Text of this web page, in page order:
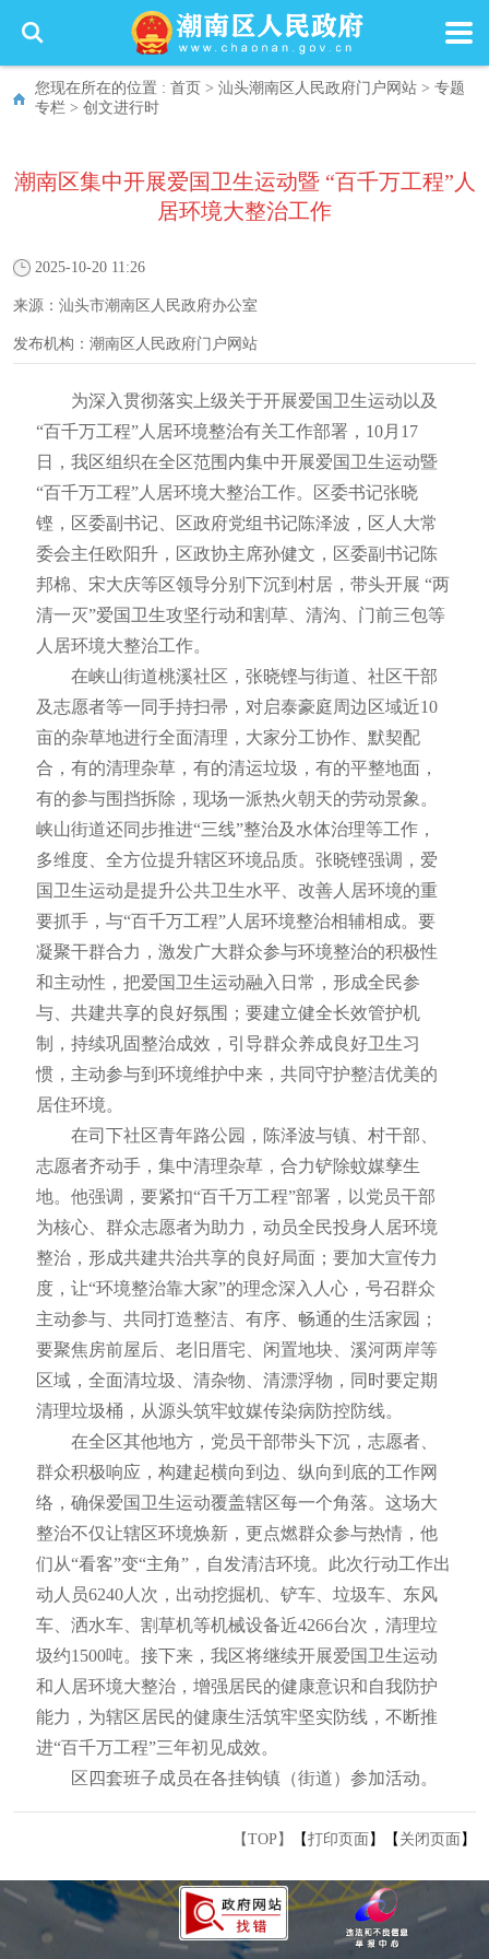
您现在所在的位置 : 首页 > 汕头潮南区人民政府门户网站 > 专题
专栏 > 创文进行时
潮南区集中开展爱国卫生运动暨 “百千万工程”人
居环境大整治工作
2025-10-20 11:26
来源： 汕头市潮南区人民政府办公室
发布机构： 潮南区人民政府门户网站
为深入贯彻落实上级关于开展爱国卫生运动以及
“百千万工程”人居环境整治有关工作部署，10月17
日，我区组织在全区范围内集中开展爱国卫生运动暨
“百千万工程”人居环境大整治工作。区委书记张晓
铿，区委副书记、区政府党组书记陈泽波，区人大常
委会主任欧阳升，区政协主席孙健文，区委副书记陈
邦棉、宋大庆等区领导分别下沉到村居，带头开展 “两
清一灭”爱国卫生攻坚行动和割草、清沟、门前三包等
人居环境大整治工作。
在峡山街道桃溪社区，张晓铿与街道、社区干部
及志愿者等一同手持扫帚，对启泰豪庭周边区域近10
亩的杂草地进行全面清理，大家分工协作、默契配
合，有的清理杂草，有的清运垃圾，有的平整地面，
有的参与围挡拆除，现场一派热火朝天的劳动景象。
峡山街道还同步推进“三线”整治及水体治理等工作，
多维度、全方位提升辖区环境品质。张晓铿强调，爱
国卫生运动是提升公共卫生水平、改善人居环境的重
要抓手，与“百千万工程”人居环境整治相辅相成。要
凝聚干群合力，激发广大群众参与环境整治的积极性
和主动性，把爱国卫生运动融入日常，形成全民参
与、共建共享的良好氛围；要建立健全长效管护机
制，持续巩固整治成效，引导群众养成良好卫生习
惯，主动参与到环境维护中来，共同守护整洁优美的
居住环境。
在司下社区青年路公园，陈泽波与镇、村干部、
志愿者齐动手，集中清理杂草，合力铲除蚊媒孳生
地。他强调，要紧扣“百千万工程”部署，以党员干部
为核心、群众志愿者为助力，动员全民投身人居环境
整治，形成共建共治共享的良好局面；要加大宣传力
度，让“环境整治靠大家”的理念深入人心，号召群众
主动参与、共同打造整洁、有序、畅通的生活家园；
要聚焦房前屋后、老旧厝宅、闲置地块、溪河两岸等
区域，全面清垃圾、清杂物、清漂浮物，同时要定期
清理垃圾桶，从源头筑牢蚊媒传染病防控防线。
在全区其他地方，党员干部带头下沉，志愿者、
群众积极响应，构建起横向到边、纵向到底的工作网
络，确保爱国卫生运动覆盖辖区每一个角落。这场大
整治不仅让辖区环境焕新，更点燃群众参与热情，他
们从“看客”变“主角”，自发清洁环境。此次行动工作出
动人员6240人次，出动挖掘机、铲车、垃圾车、东风
车、洒水车、割草机等机械设备近4266台次，清理垃
圾约1500吨。接下来，我区将继续开展爱国卫生运动
和人居环境大整治，增强居民的健康意识和自我防护
能力，为辖区居民的健康生活筑牢坚实防线，不断推
进“百千万工程”三年初见成效。
区四套班子成员在各挂钩镇（街道）参加活动。
【TOP】 【打印页面 】【 关闭页面 】